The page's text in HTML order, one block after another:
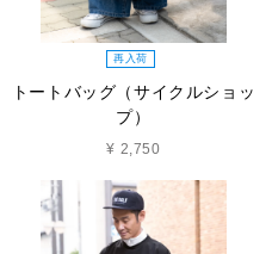
再入荷
トートバッグ（サイクルショッ
プ）
¥ 2,750